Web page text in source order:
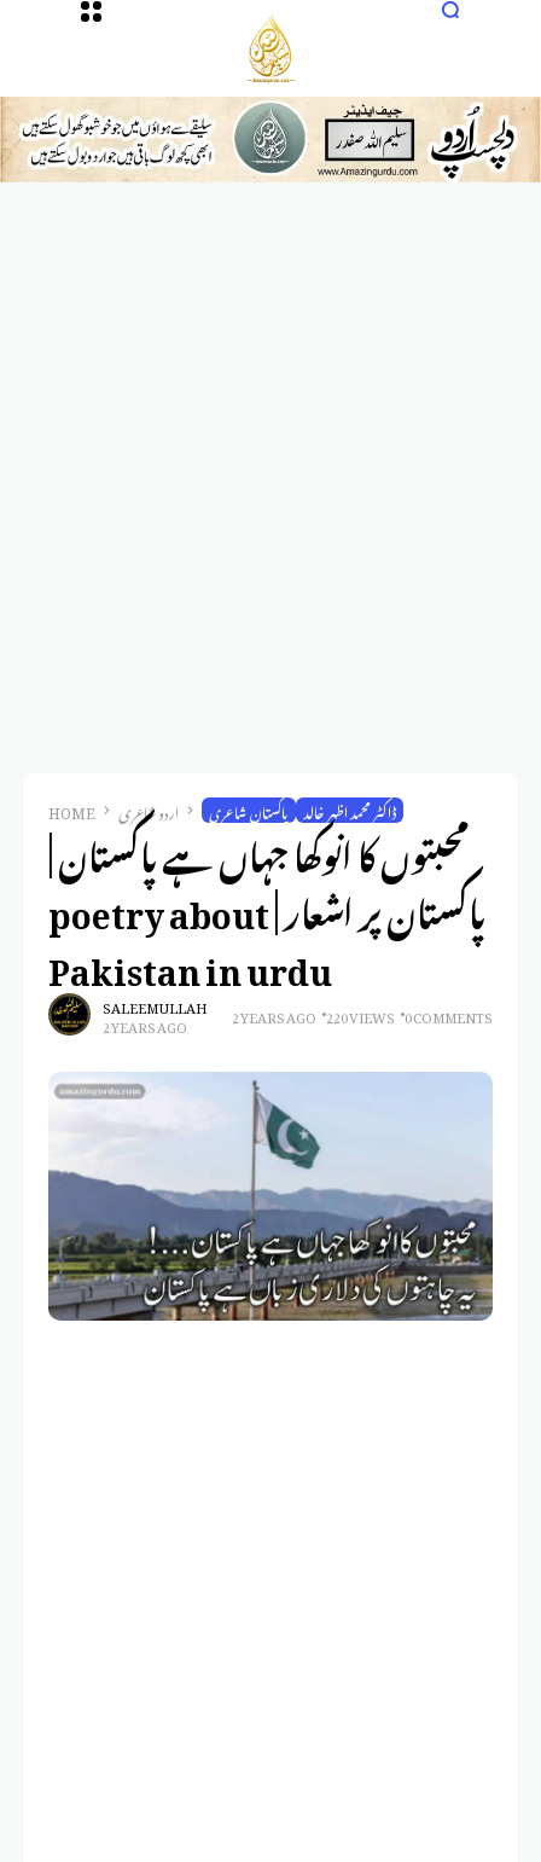
HOME اردو شاعری پاکستان شاعری ڈاکٹر محمد اظہر خالد
محبتوں کا انوکھا جہاں ہے پاکستان |
پاکستان پر اشعار | poetry about
Pakistan in urdu
SALEEM ULLAH
2 YEARS AGO 2 YEARS AGO 220 VIEWS 0 COMMENTS